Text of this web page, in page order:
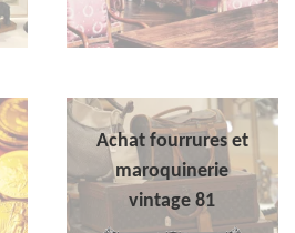
Achat fourrures et
maroquinerie
vintage 81